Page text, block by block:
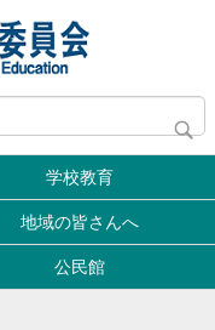
学校教育
地域の皆さんへ
公民館